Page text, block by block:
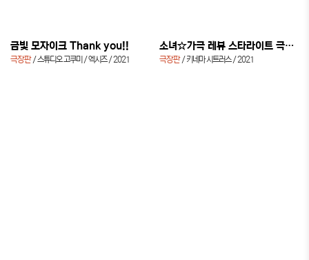
금빛 모자이크 Thank you!!
극장판 스튜디오 고쿠미 / 엑시즈 2021
소녀☆가극 레뷰 스타라이트 극장판
극장판 키네마 시트러스 2021